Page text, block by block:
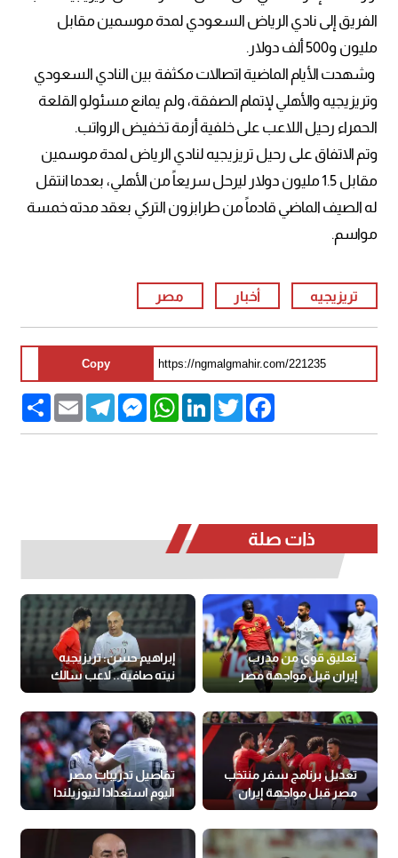
الفريق إلى نادي الرياض السعودي لمدة موسمين مقابل
مليون و500 ألف دولار.
وشهدت الأيام الماضية اتصالات مكثفة بين النادي السعودي
وتريزيجيه والأهلي لإتمام الصفقة، ولم يمانع مسئولو القلعة
الحمراء رحيل اللاعب على خلفية أزمة تخفيض الرواتب.
وتم الاتفاق على رحيل تريزيجيه لنادي الرياض لمدة موسمين
مقابل 1.5 مليون دولار ليرحل سريعاً من الأهلي، بعدما انتقل
له الصيف الماضي قادماً من طرابزون التركي بعقد مدته خمسة
مواسم.
تريزيجيه أخبار مصر
Copy
Share Email
TelegramMessengerWhatsAppLinkedInTwitter
Facebook
ذات صلة
تعليق قوي من مدرب
إيران قبل مواجهة مصر
إبراهيم حسن: تريزيجيه
نيته صافية.. لاعب سالك
تعديل برنامج سفر منتخب
مصر قبل مواجهة إيران
تفاصيل تدريبات مصر
اليوم استعدادا لنيوزيلندا